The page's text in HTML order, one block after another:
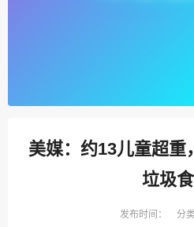
美媒：约13儿童超重
垃圾
发布时间： 分